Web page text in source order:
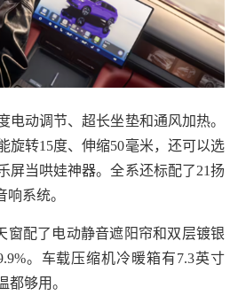
动调节、超长坐垫和通风加热。
旋转15度、伸缩50毫米，还可以选
屏当哄娃神器。全系还标配了21扬
系统。
配了电动静音遮阳帘和双层镀银
。车载压缩机冷暖箱有7.3英寸
都够用。